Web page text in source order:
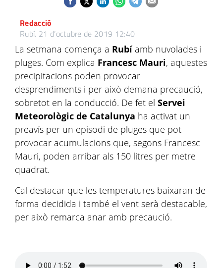
Redacció
Rubí. 21 d’octubre de 2019 12:40
La setmana comença a Rubíamb nuvolades i
pluges. Com explica Francesc Mauri, aquestes
precipitacions poden provocar
desprendiments i per això demana precaució,
sobretot en la conducció. De fet el Servei
Meteorològic de Catalunya ha activat un
preavís per un episodi de pluges que pot
provocar acumulacions que, segons Francesc
Mauri, poden arribar als 150 litres per metre
quadrat.
Cal destacar que les temperatures baixaran de
forma decidida i també el vent serà destacable,
per això remarca anar amb precaució.